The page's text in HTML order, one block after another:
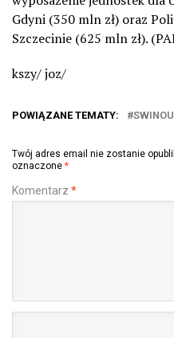
Gdyni (350 mln zł) oraz
Szczecinie (625 mln zł).
kszy/ joz/
POWIĄZANE TEMATY:
Twój adres email nie zostanie
oznaczone *
Komentarz *